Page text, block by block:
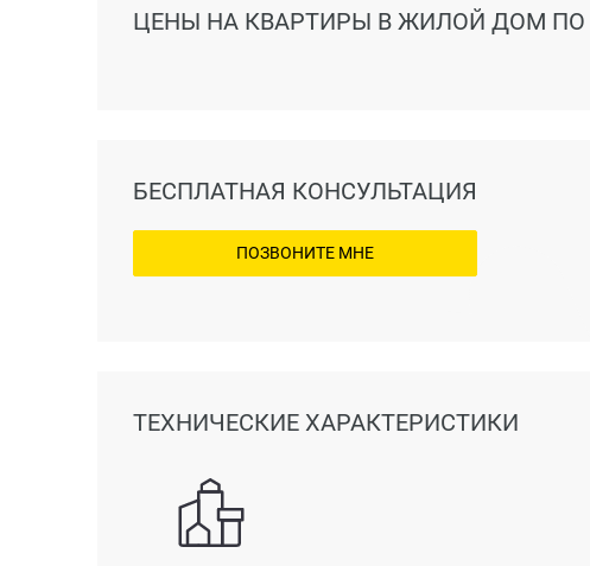
ЦЕНЫ НА КВАРТИРЫ В ЖИЛОЙ ДОМ ПО
БЕСПЛАТНАЯ КОНСУЛЬТАЦИЯ
ПОЗВОНИТЕ МНЕ
ТЕХНИЧЕСКИЕ ХАРАКТЕРИСТИКИ